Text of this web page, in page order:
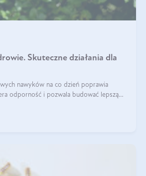
Skuteczne działania dla
nawyków na co dzień poprawia
odporność i pozwala budować lepszą